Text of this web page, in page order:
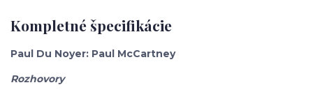
Kompletné špecifikácie
Paul Du Noyer: Paul McCartney
Rozhovory